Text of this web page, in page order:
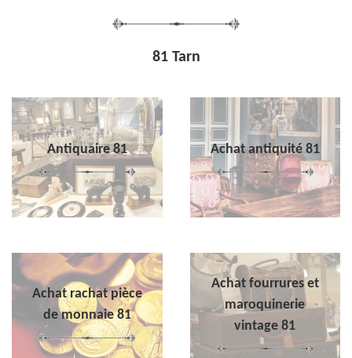
81 Tarn
Antiquaire 81 Achat antiquité 81
Achat rachat pièce
de monnaie 81
Achat fourrures et
maroquinerie
vintage 81